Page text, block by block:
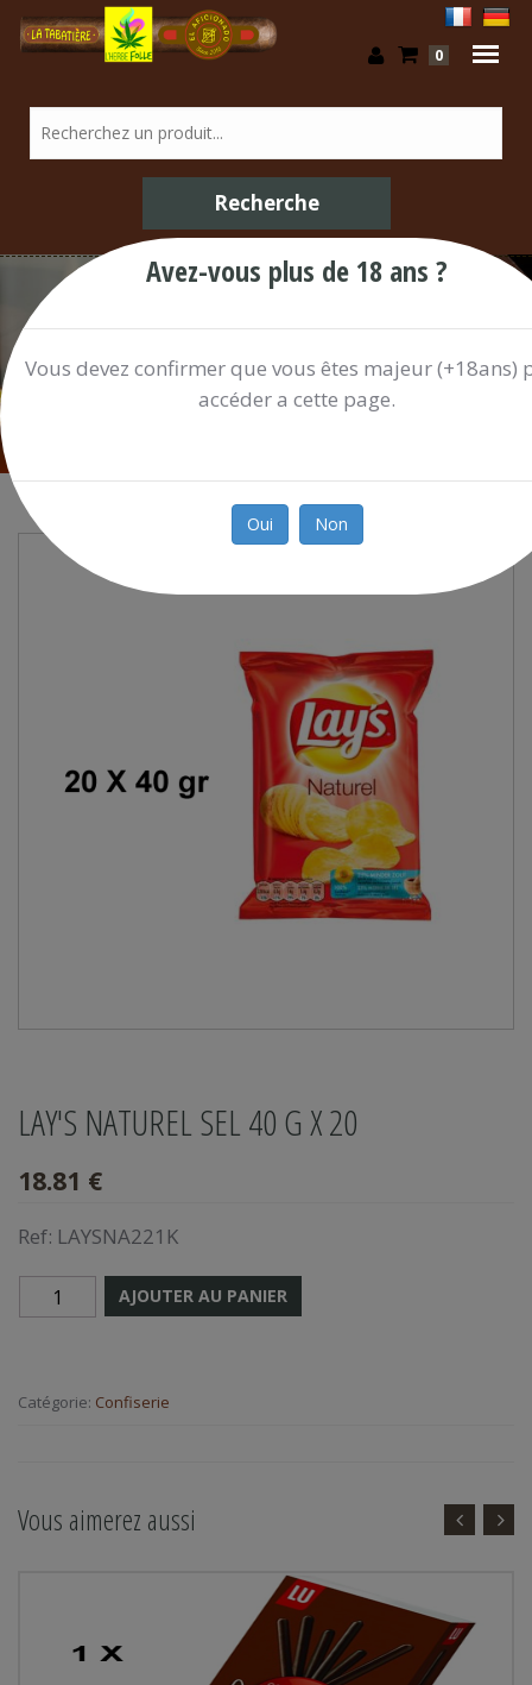
0
Confiserie / Shop
LAY'S NATUREL SEL 40 G X 20
18.81 €
Ref: LAYSNA221K
AJOUTER AU PANIER
Catégorie: Confiserie
Vous aimerez aussi
Avez-vous plus de 18 ans ?
Vous devez confirmer que vous êtes majeur (+18ans)
accéder a cette page.
Oui Non